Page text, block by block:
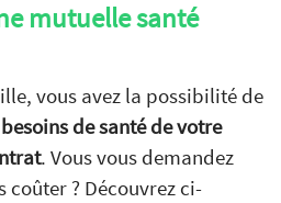
mutuelle santé
vous avez la possibilité de
de santé de votre
. Vous vous demandez
coûter ? Découvrez ci-